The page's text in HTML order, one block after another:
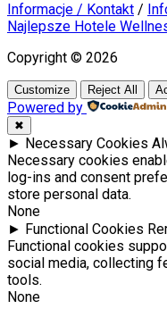
Informacje / Kontakt /
Najlepsze Hotele
Copyright © 2026
Customize Reject All
Powered by
✖
► Necessary Cookies
Necessary cookies
log-ins and consent
store personal data.
None
► Functional Cookies
Functional cookies
social media, collecting
tools.
None